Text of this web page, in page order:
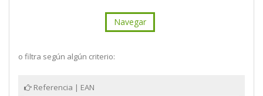
Navegar
o filtra según algún criterio:
Referencia | EAN